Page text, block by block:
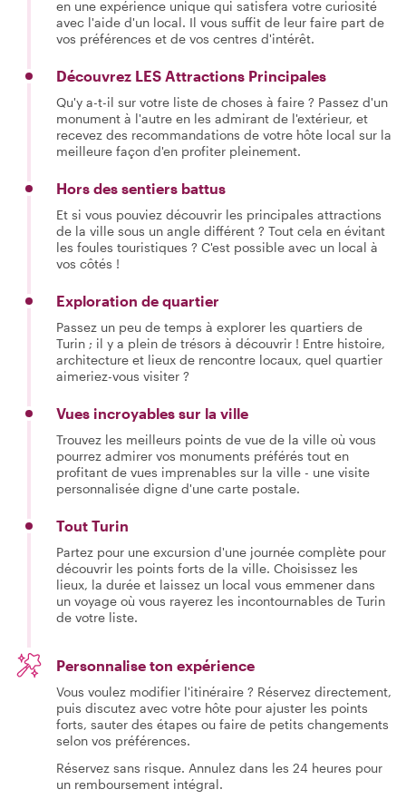
en une expérience unique qui satisfera votre curiosité
avec l'aide d'un local. Il vous suffit de leur faire part de
vos préférences et de vos centres d'intérêt.
Découvrez LES Attractions Principales
Qu'y a-t-il sur votre liste de choses à faire ? Passez d'un
monument à l'autre en les admirant de l'extérieur, et
recevez des recommandations de votre hôte local sur la
meilleure façon d'en profiter pleinement.
Hors des sentiers battus
Et si vous pouviez découvrir les principales attractions
de la ville sous un angle différent ? Tout cela en évitant
les foules touristiques ? C'est possible avec un local à
vos côtés !
Exploration de quartier
Passez un peu de temps à explorer les quartiers de
Turin ; il y a plein de trésors à découvrir ! Entre histoire,
architecture et lieux de rencontre locaux, quel quartier
aimeriez-vous visiter ?
Vues incroyables sur la ville
Trouvez les meilleurs points de vue de la ville où vous
pourrez admirer vos monuments préférés tout en
profitant de vues imprenables sur la ville - une visite
personnalisée digne d'une carte postale.
Tout Turin
Partez pour une excursion d'une journée complète pour
découvrir les points forts de la ville. Choisissez les
lieux, la durée et laissez un local vous emmener dans
un voyage où vous rayerez les incontournables de Turin
de votre liste.
Personnalise ton expérience
Vous voulez modifier l'itinéraire ? Réservez directement,
puis discutez avec votre hôte pour ajuster les points
forts, sauter des étapes ou faire de petits changements
selon vos préférences.
Réservez sans risque. Annulez dans les 24 heures pour
un remboursement intégral.